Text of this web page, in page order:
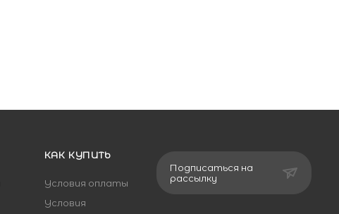
КАК КУПИТЬ
Условия оплаты
Условия
Подписаться на
рассылку